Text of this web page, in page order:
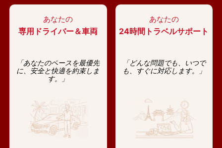
あなたの
専用ドライバー＆車両
「あなたのペースを最優先
に、安全と快適を約束しま
す。」
あなたの
24時間トラベルサポート
「どんな問題でも、いつで
も、すぐに対応します。」